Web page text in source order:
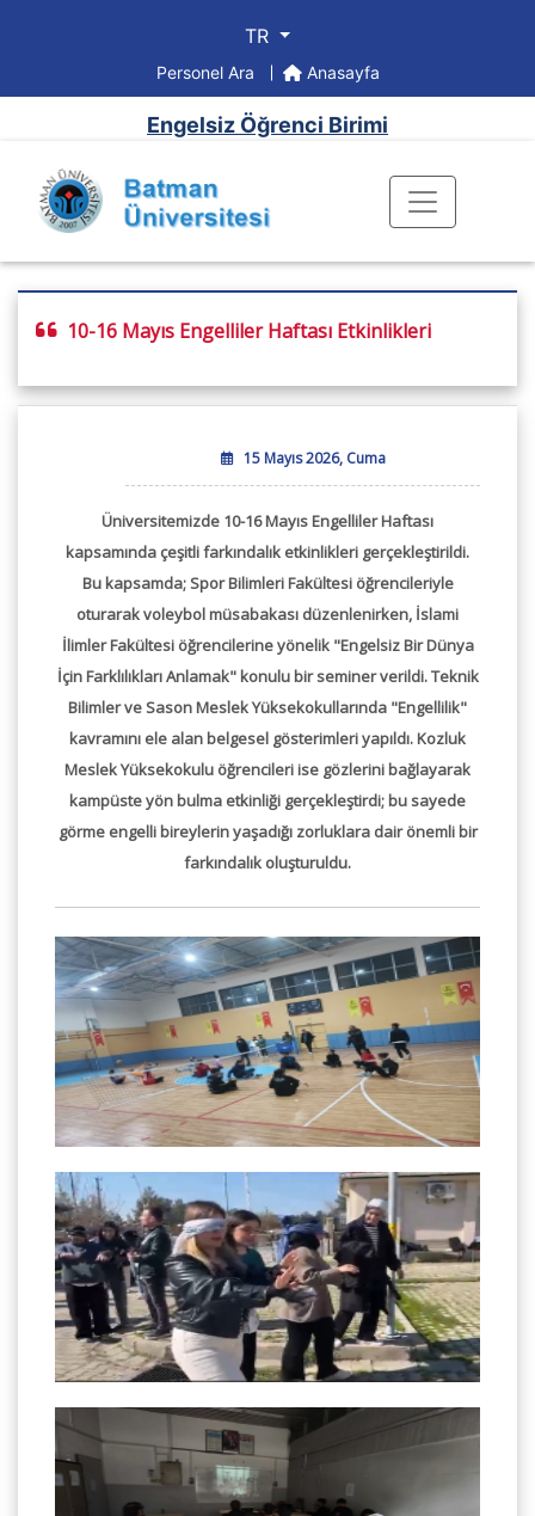
TR
Personel Ara Anasayfa
Engelsiz Öğrenci Birimi
10-16 Mayıs Engelliler Haftası Etkinlikleri
15 Mayıs 2026, Cuma
Üniversitemizde 10-16 Mayıs Engelliler Haftası
kapsamında çeşitli farkındalık etkinlikleri gerçekleştirildi.
Bu kapsamda; Spor Bilimleri Fakültesi öğrencileriyle
oturarak voleybol müsabakası düzenlenirken, İslami
İlimler Fakültesi öğrencilerine yönelik "Engelsiz Bir Dünya
İçin Farklılıkları Anlamak" konulu bir seminer verildi. Teknik
Bilimler ve Sason Meslek Yüksekokullarında "Engellilik"
kavramını ele alan belgesel gösterimleri yapıldı. Kozluk
Meslek Yüksekokulu öğrencileri ise gözlerini bağlayarak
kampüste yön bulma etkinliği gerçekleştirdi; bu sayede
görme engelli bireylerin yaşadığı zorluklara dair önemli bir
farkındalık oluşturuldu.